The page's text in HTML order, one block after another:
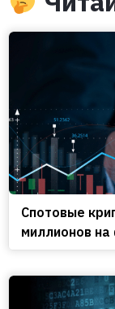
Спотовые
миллионов на